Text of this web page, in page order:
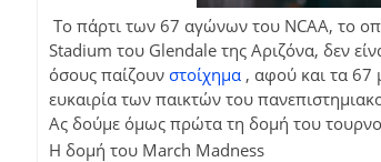
Το πάρτι των 67 αγώνων του NCAA, το
Stadium του Glendale της Αριζόνα, δεν
όσους παίζουν στοίχημα , αφού και τα 67
ευκαιρία των παικτών του
Ας δούμε όμως πρώτα τη δομή του
Η δομή του March Madness